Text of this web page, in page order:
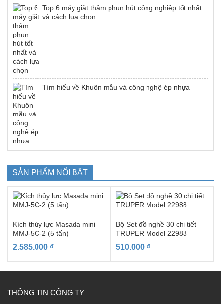
Top 6 máy giặt thảm phun hút công nghiệp tốt nhất
và cách lựa chọn
Tìm hiểu về Khuôn mẫu và công nghệ ép nhựa
SẢN PHẨM NỔI BẬT
Kích thủy lực Masada mini
MMJ-5C-2 (5 tấn)
2.585.000 ₫
Bộ Set đồ nghề 30 chi tiết
TRUPER Model 22988
510.000 ₫
THÔNG TIN CÔNG TY